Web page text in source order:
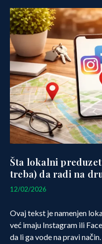
Šta lokalni
treba) da radi na
12/02/2026
Ovaj tekst je namenjen
već imaju Instagram ili
da li ga vode na pravi